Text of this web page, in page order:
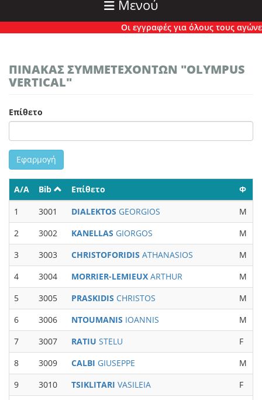
Μενού
Οι εγγραφές για όλους τους αγώνες
ΠΙΝΑΚΑΣ ΣΥΜΜΕΤΕΧΟΝΤΩΝ "OLYMPUS
VERTICAL"
Επίθετο
Εφαρμογή
Α/Α Bib Επίθετο Φ
1
3001 DIALEKTOS GEORGIOS M
2
3002 KANELLAS GIORGOS M
3
3003 CHRISTOFORIDIS ATHANASIOS M
4
3004 MORRIER-LEMIEUX ARTHUR M
5
3005 PRASKIDIS CHRISTOS M
6
3006 NTOUMANIS IOANNIS M
7
3007 RATIU STELU F
8
3009 CALBI GIUSEPPE M
9
3010 TSIKLITARI VASILEIA F